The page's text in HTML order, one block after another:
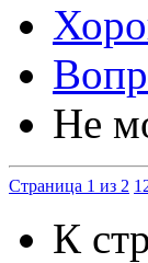
Не
Страница 1 из 2 1
К